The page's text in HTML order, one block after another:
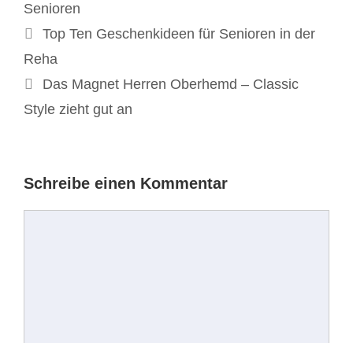
Senioren
Beitrags-
Navigation
Top Ten Geschenkideen für Senioren in der
Reha
Das Magnet Herren Oberhemd – Classic
Style zieht gut an
Schreibe einen Kommentar